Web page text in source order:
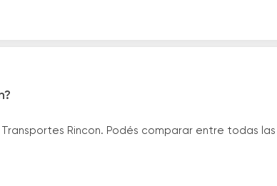
Rincon. Podés comparar entre todas las